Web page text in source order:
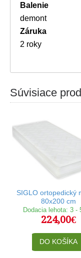
Balenie
demont
Záruka
2 roky
Súvisiace
SIGLO ortopedický
80x200 cm
Dodacia lehota: 3 -
224,00€
DO KOŠÍKA